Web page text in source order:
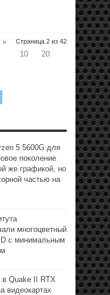
Страница 2 из 42
»
10
20
5 5600G для
поколение
же графикой, но
частью на
многоцветный
с минимальным
в Quake II RTX
видеокартах